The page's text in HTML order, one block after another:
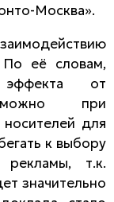
Москва».
По её словам,
эффекта от
при
для
к выбору
рекламы, т.к.
значительно